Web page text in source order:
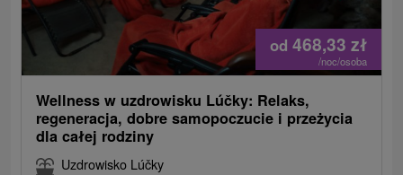
od 468,33 zł
/noc/osoba
Wellness w uzdrowisku Lúčky: Relaks,
regeneracja, dobre samopoczucie i przeżycia
dla całej rodziny
Uzdrowisko Lúčky